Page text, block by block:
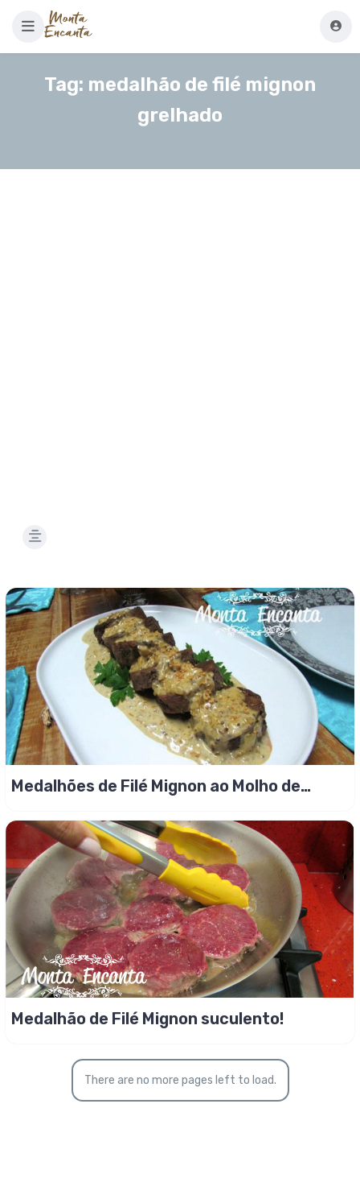
Tag: medalhão de filé mignon
grelhado
Medalhões de Filé Mignon ao Molho de
Medalhão de Filé Mignon suculento!
There are no more pages left to load.